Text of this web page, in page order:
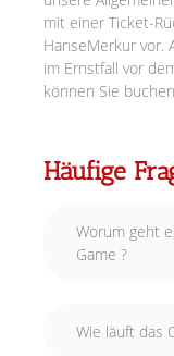
mit einer Ticket-
HanseMerkur vor.
im Ernstfall vor
können Sie
Häufige
Worum geht
Game ?
Wie läuft das